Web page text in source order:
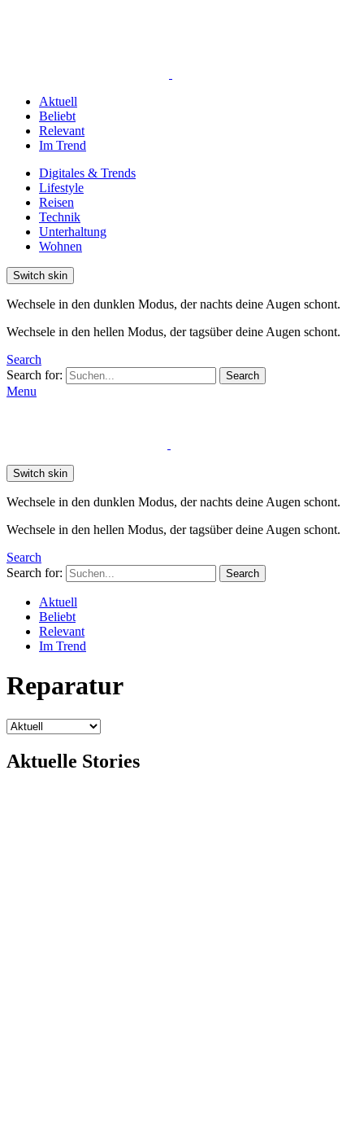
Aktuell
Beliebt
Relevant
Im Trend
Digitales & Trends
Lifestyle
Reisen
Technik
Unterhaltung
Wohnen
Switch skin
Wechsele in den dunklen Modus, der nachts deine Augen schont.
Wechsele in den hellen Modus, der tagsüber deine Augen schont.
Search
Search for:
Search
Menu
Switch skin
Wechsele in den dunklen Modus, der nachts deine Augen schont.
Wechsele in den hellen Modus, der tagsüber deine Augen schont.
Search
Search for:
Search
Aktuell
Beliebt
Relevant
Im Trend
Reparatur
Aktuelle Stories